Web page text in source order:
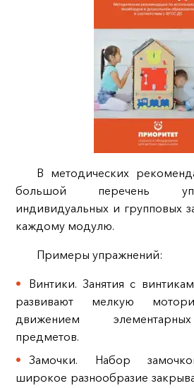
В методических
большой перечень
индивидуальных и групповых
каждому модулю.
Примеры упражнений:
Винтики. Занятия с
развивают мелкую
движением
предметов.
Замочки. Набор
широкое разнообразие